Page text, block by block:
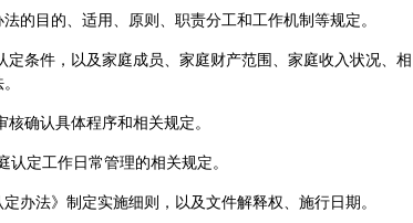
的目的、适用、原则、职责分工和工作机制等规定。
定条件，以及家庭成员、家庭财产范围、家庭收入状况、相
确认具体程序和相关规定。
认定工作日常管理的相关规定。
办法》制定实施细则，以及文件解释权、施行日期。